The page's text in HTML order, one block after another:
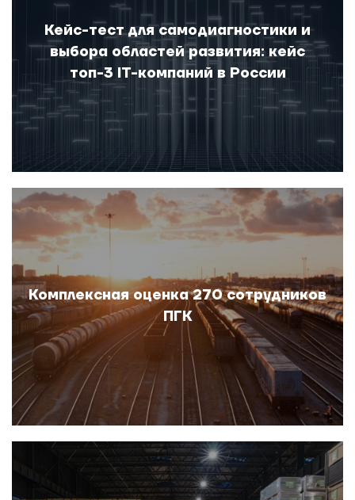
Кейс-тест для самодиагностики и
выбора областей развития: кейс
топ-3 IT-компаний в России
Комплексная оценка 270 сотрудников
ПГК